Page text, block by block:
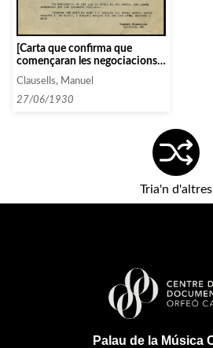
[Carta que confirma que
començaran les negociacions
Aktiengesellschaft]
Clausells, Manuel
27/06/1930
Tria'n d'altres
Palau de la Música